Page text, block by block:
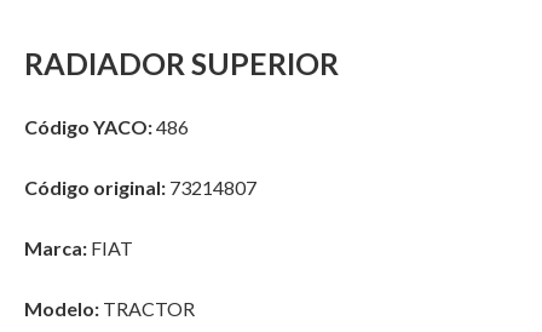
RADIADOR SUPERIOR
Código YACO:486
Código original: 73214807
Marca: FIAT
Modelo: TRACTOR